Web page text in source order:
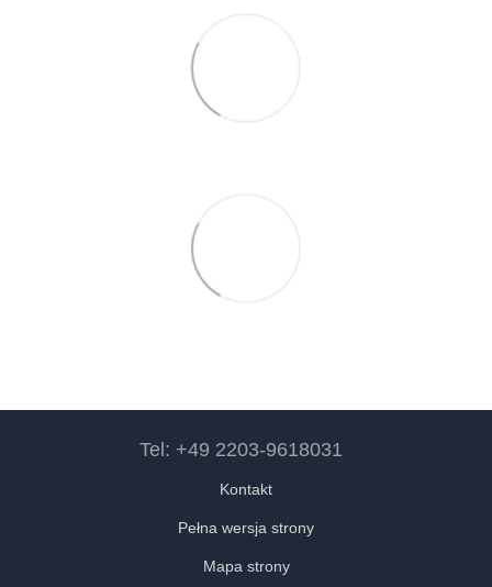
Tel: +49 2203-9618031
Kontakt
Pełna wersja strony
Mapa strony